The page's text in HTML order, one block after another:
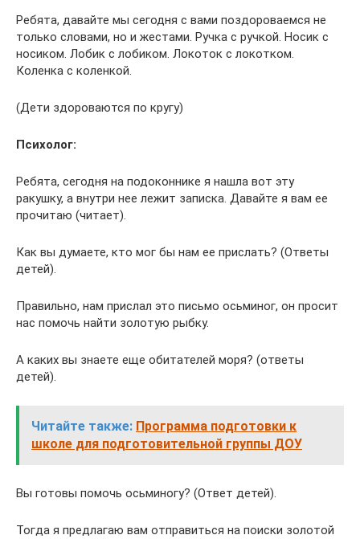
Ребята, давайте мы сегодня с вами поздороваемся не
только словами, но и жестами. Ручка с ручкой. Носик с
носиком. Лобик с лобиком. Локоток с локотком.
Коленка с коленкой.
(Дети здороваются по кругу)
Психолог:
Ребята, сегодня на подоконнике я нашла вот эту
ракушку, а внутри нее лежит записка. Давайте я вам ее
прочитаю (читает).
Как вы думаете, кто мог бы нам ее прислать? (Ответы
детей).
Правильно, нам прислал это письмо осьминог, он просит
нас помочь найти золотую рыбку.
А каких вы знаете еще обитателей моря? (ответы
детей).
Читайте также: Программа подготовки к
школе для подготовительной группы ДОУ
Вы готовы помочь осьминогу? (Ответ детей).
Тогда я предлагаю вам отправиться на поиски золотой